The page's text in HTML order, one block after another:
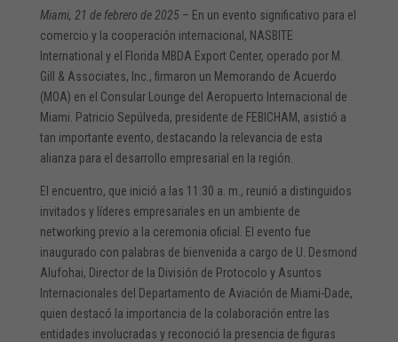
Miami, 21 de febrero de 2025– En un evento significativo para el
comercio y la cooperación internacional, NASBITE
International y el Florida MBDA Export Center, operado por M.
Gill & Associates, Inc., firmaron un Memorando de Acuerdo
(MOA) en el Consular Lounge del Aeropuerto Internacional de
Miami. Patricio Sepúlveda, presidente de FEBICHAM, asistió a
tan importante evento, destacando la relevancia de esta
alianza para el desarrollo empresarial en la región.
El encuentro, que inició a las 11:30 a. m., reunió a distinguidos
invitados y líderes empresariales en un ambiente de
networking previo a la ceremonia oficial. El evento fue
inaugurado con palabras de bienvenida a cargo de U. Desmond
Alufohai, Director de la División de Protocolo y Asuntos
Internacionales del Departamento de Aviación de Miami-Dade,
quien destacó la importancia de la colaboración entre las
entidades involucradas y reconoció la presencia de figuras